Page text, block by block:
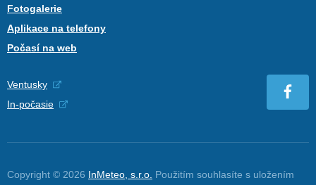
Fotogalerie
Aplikace na telefony
Počasí na web
Ventusky
In-počasie
Copyright © 2026 InMeteo, s.r.o. Použitím souhlasíte s uložením